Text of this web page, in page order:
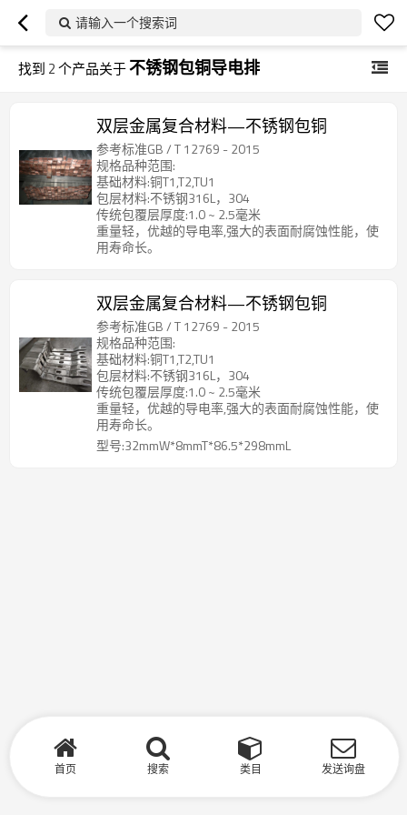
请输入一个搜索词
找到 2个产品关于不锈钢包铜导电排
双层金属复合材料—不锈钢包铜
参考标准GB / T 12769 - 2015
规格品种范围:
基础材料:铜T1,T2,TU1
包层材料:不锈钢316L，304
传统包覆层厚度:1.0 ~ 2.5毫米
重量轻，优越的导电率,强大的表面耐腐蚀性能，使
用寿命长。
双层金属复合材料—不锈钢包铜
参考标准GB / T 12769 - 2015
规格品种范围:
基础材料:铜T1,T2,TU1
包层材料:不锈钢316L，304
传统包覆层厚度:1.0 ~ 2.5毫米
重量轻，优越的导电率,强大的表面耐腐蚀性能，使
用寿命长。
型号:32mmW*8mmT*86.5*298mmL
首页 搜索 类目 发送询盘